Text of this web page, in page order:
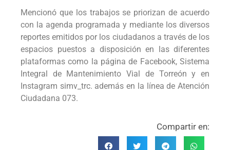
Mencionó que los trabajos se priorizan de acuerdo
con la agenda programada y mediante los diversos
reportes emitidos por los ciudadanos a través de los
espacios puestos a disposición en las diferentes
plataformas como la página de Facebook, Sistema
Integral de Mantenimiento Vial de Torreón y en
Instagram simv_trc. además en la línea de Atención
Ciudadana 073.
Compartir en: